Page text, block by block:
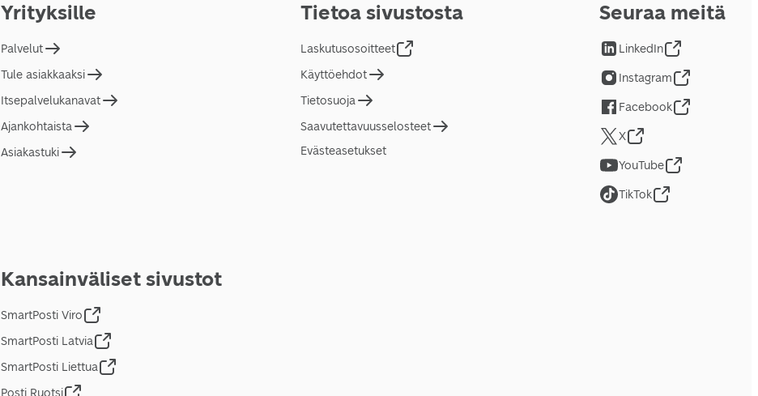
Yrityksille
Palvelut
Tule asiakkaaksi
Itsepalvelukanavat
Ajankohtaista
Asiakastuki
Tietoa sivustosta
Laskutusosoitteet
Käyttöehdot
Tietosuoja
Saavutettavuusselosteet
Evästeasetukset
Kansainväliset sivustot
SmartPosti Viro
SmartPosti Latvia
SmartPosti Liettua
Posti Ruotsi
Seuraa meitä
LinkedIn
Instagram
Facebook
X
YouTube
TikTok